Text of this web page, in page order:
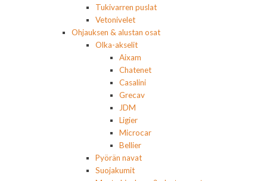
Tukivarren puslat
Vetonivelet
Ohjauksen & alustan osat
Olka-akselit
Aixam
Chatenet
Casalini
Grecav
JDM
Ligier
Microcar
Bellier
Pyörän navat
Suojakumit